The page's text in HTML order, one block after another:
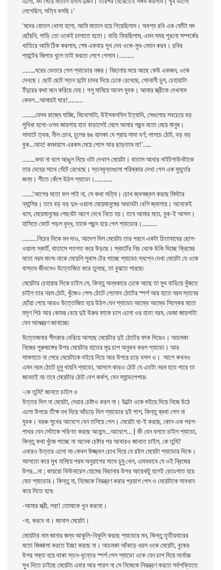
লেগেছিল, সত্যি বলছি।’
‘মদের বােতল খােলা হলাে, আমি মাতাল হয়ে গিয়েছিলাম। অবশ্য রবি এক ফোঁটা মদ
ছোঁয়নি, গাড়ি তাে ওকেই চালাতে হতাে। বাড়ি ফিরছিলাম, এমন সময় পুরনাে সম্পর্কের
খাতিরে আমি ঠিক করলাম, শেষ একবার সুখ দেব ওকে-মুখ-মেহন করব। রবির
প্যান্টের জিপার খুলে তাই করতে লেগে গেলাম।………
……..ঘরের ভেতরে গেল শ্যাডাের নজর। বিছানায় শুয়ে আছে কেউ একজন, ওকে
দেখছে। ছােট ছােট স্তন দুটো চাদর দিয়ে ঢেকে রেখেছে, সােনালী চুল, চেহারাটা
ইঁদুরের কথা মনে করিয়ে দেয়। গলু মামিয়ে আনল যুবক। আমার স্ত্রীকে দেখলাম
কেবল…আমারই ঘরে!………
……..যেসব রাজ্যে যাচ্ছি, মিনেসােটা, উইসকনসিন ইত্যাদি, সেগুলাের সবচেয়ে বড়
সুবিধা হলাে-ওসব জায়গায় হাত বাড়ালেই মেলে আমার পছন্দ মতাে মেয়ে মানুষ।
সাদাটে ত্বক, নীল চোখ, চুলের রঙ হালকা যে প্রায় সাদা বর্ণ; লালচে ঠোট, বড় বড়
বুক…আহ! কমবয়সে এরকম মেয়ে পেলে আর ছাড়তাম না!’…..
……..কথা না বলে আঙুল দিয়ে ওটা দেখাল মেয়েটা। বাতাস আবার নাইটগাউনটাকে
তার দেহের সাথে সেঁটে রেখেছে। স্তনবৃন্তগুলাে পরিষ্কার দেখা গেল এক মুহূর্তের
জন্য। শীতে কেঁপে উঠল শ্যাডাে।………..
…….‘আগের মতাে ফল পাই না, সে কথা সত্যি। চোখ জ্বলজ্বল করছে মিস্টার
ন্যান্সির। তবে বড় বড় দুধ-ওয়ালা মেয়েমানুষের অভাবটা বেশি জ্বালায়। অনেকেই
বলে, মেয়েমানুষের পেছনটা আগে দেখে নিতে হয়। তবে আমার মতে, বুক-ই আসল।
হাসিতে ফেটে পড়ল বৃদ্ধ, তাকে পছন্দ হয়ে গেল শ্যাডাের।………
………নিচের দিকে মন দাও, আদেশ দিল মেয়েটা৷ তার পরনে একটা চিতাবাঘের ছােপ-
ওয়ালা স্কার্ট, বাতাসে পতপত করে উড়ছে। স্কার্টের নিচ থেকে উকি দিচ্ছে ক্রিমের
মতো নরম মাংস৷ নাকে মেয়েলি সুবাস টের পাচ্ছে শ্যাডাে৷ স্বপ্নে দেখা মেয়েটা যে ওকে
বাস্তব জীবনেও উত্তেজিত করে তুলছে, তা বুঝতে পারছে৷
মেয়েটার চেহারার দিকে চাইল সে, কিন্তু অন্ধকারে ঢেকে আছে তা মুখ বাড়িয়ে খুঁজতে
চাইল তার নরম ঠোট, খুঁজেও পেল৷ ঠোটে পেলোব ঠোটের স্পর্শ আর হাতে নরম স্তনের
ছোঁয়া পেয়ে আরও উত্তেজিত হয়ে উঠল যেন শ্যাডাে৷ আম্ভে আম্ভে সিল্কের মতাে
মসৃণ পিঠ আর কোমর বেয়ে দুই উরুর ফাকে চলে এলাে ওর হাতা নরম, ভেজা জায়গাটা
যেনআমন্ত্রণ জানাচ্ছে৷
উত্তেজনার শীৎকার বেরিয়ে আসছে মেয়েটার দুই ঠোটের ফাক দিয়েও। আচমকা
নিজের পুরুষাঙ্গের উপর মেয়েটার হাতের মৃদু চাপ অনুভব করল শ্যাডাে। আর
সামলাতে না পেরে মেয়েটাকে শুইয়ে দিয়ে আর উপরে চড়ে বসল ও। আগে কখনও
এমন নরম ঠোটে চুমু খায়নি শ্যাডাে, আসলে কারও ঠোট যে এতটা নরম হতে পারে তা
জানতই না৷ তবে মেয়েটার ঠোট বেশ কর্কশ, যেন স্যান্ডপেপার৷
-কে তুমি? জানতে চাইল ও
উত্তর দিল না মেয়েটা, দেয়ার চেষ্টাও করল না। উল্টো ওকে শুইয়ে দিয়ে নিজে উঠে
এলাে উপরে৷ তীক্ষ নখ দিয়ে আঁচড়ে দিল শ্যাডাের দুই পাশ, কিন্তু ব্যথা পেল না
যুবক। বরঞ্চ সুখের আবেশে যেন তলিয়ে গেল। মেয়েটা যা-ই করছে, কোন এক পরশ-
পাথর যেন সেটাকে পরিণতকরছে আনন্দে…আবেশে… | কী যেন বলতে চাইল শ্যাডাে,
কিন্তু কথা খুঁজে পাচ্ছে না অনেক চেষ্টার পর আবারও জানতে চাইল, কে তুমি?
এবারও উত্তর এলাে না৷ কেবল উজ্জ্বল চোখ দিয়ে যে রইল মেয়েটা শ্যাডাের দিকে।
আলতাে করে মুখ নামিয়ে পরম অনুরাগের সাথে চুমু খেল, এমনভাবে যে ওই ব্রিজের
উপর…না ; কায়রাে ফিউনারেল হােমের বিছানার উপর আরেকটু হলেই রেতঃপাত হয়ে
যেত শ্যাডাের। কিন্তু না, নিজেকে নিয়ন্ত্রণ করার প্রয়াশ পেল ও মেয়েটাকে সাবধান
করে দিতে হবে৷
-আমার স্ত্রী, লরা! তােমাকে খুন করবো।
-না, করবে না। জানাল মেয়েটা।
মেয়েটার নাম জানার জন্য আকুলি-বিকুলি করছে শ্যাডাের মন, কিন্তু তৃতীয়বারের
মতাে জিজ্ঞাসা করতে ইচ্ছা করছে না। আচমকা আঁকড়ে ধরল ওকে মেয়েটা, বুকের
উপর শক্ত হয়ে থাকা স্তন-বৃন্তের স্পর্শ পেল শ্যাডাে ওকে যেন চাপ দিয়ে সর্বোচ্চ
সুখ দিতে চাইছে মেয়েটা৷ এবার আর পারল না সে নিজেকে নিয়ন্ত্রণ করতে সর্বশক্তিতে